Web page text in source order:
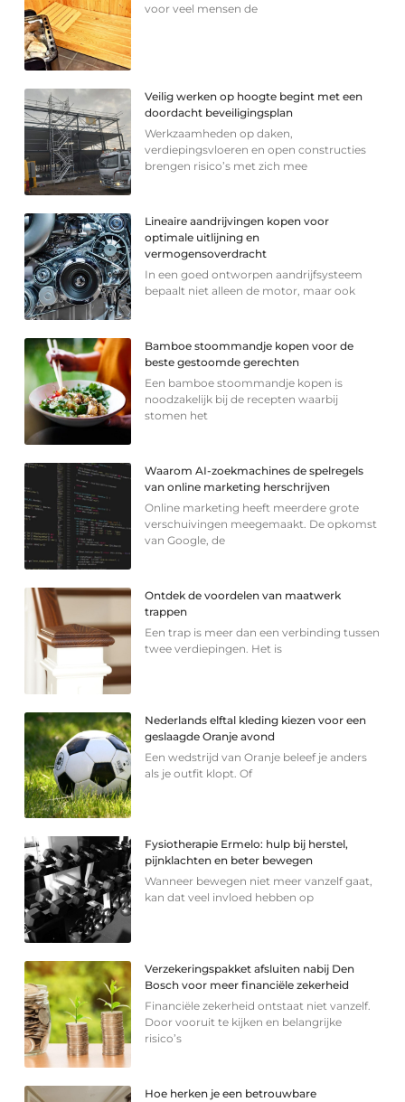
voor veel mensen de
Veilig werken op hoogte begint met een
doordacht beveiligingsplan
Werkzaamheden op daken,
verdiepingsvloeren en open constructies
brengen risico’s met zich mee
Lineaire aandrijvingen kopen voor
optimale uitlijning en
vermogensoverdracht
In een goed ontworpen aandrijfsysteem
bepaalt niet alleen de motor, maar ook
Bamboe stoommandje kopen voor de
beste gestoomde gerechten
Een bamboe stoommandje kopen is
noodzakelijk bij de recepten waarbij
stomen het
Waarom AI-zoekmachines de spelregels
van online marketing herschrijven
Online marketing heeft meerdere grote
verschuivingen meegemaakt. De opkomst
van Google, de
Ontdek de voordelen van maatwerk
trappen
Een trap is meer dan een verbinding tussen
twee verdiepingen. Het is
Nederlands elftal kleding kiezen voor een
geslaagde Oranje avond
Een wedstrijd van Oranje beleef je anders
als je outfit klopt. Of
Fysiotherapie Ermelo: hulp bij herstel,
pijnklachten en beter bewegen
Wanneer bewegen niet meer vanzelf gaat,
kan dat veel invloed hebben op
Verzekeringspakket afsluiten nabij Den
Bosch voor meer financiële zekerheid
Financiële zekerheid ontstaat niet vanzelf.
Door vooruit te kijken en belangrijke
risico’s
Hoe herken je een betrouwbare